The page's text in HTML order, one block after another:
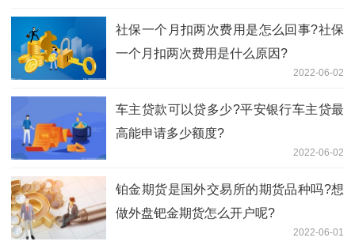
社保一个月扣两次费用是怎么回事?社保
一个月扣两次费用是什么原因?
2022-06-02
车主贷款可以贷多少?平安银行车主贷最
高能申请多少额度?
2022-06-02
铂金期货是国外交易所的期货品种吗?想
做外盘钯金期货怎么开户呢?
2022-06-01